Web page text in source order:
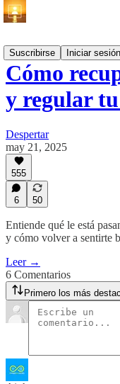
Suscribirse
Iniciar sesión
Cómo
y regular
Despertar
may 21, 2025
555
6 50
Entiende qué le está
y cómo volver a sentirte
Leer →
6 Comentarios
Primero los más